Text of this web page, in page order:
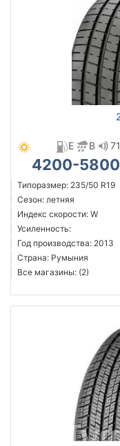
E
B 71
4200-
Типоразмер: 235/50 R19
Сезон: летняя
Индекс скорости: W
Усиленность:
Год производства: 2013
Страна: Румыния
Все магазины: (2)